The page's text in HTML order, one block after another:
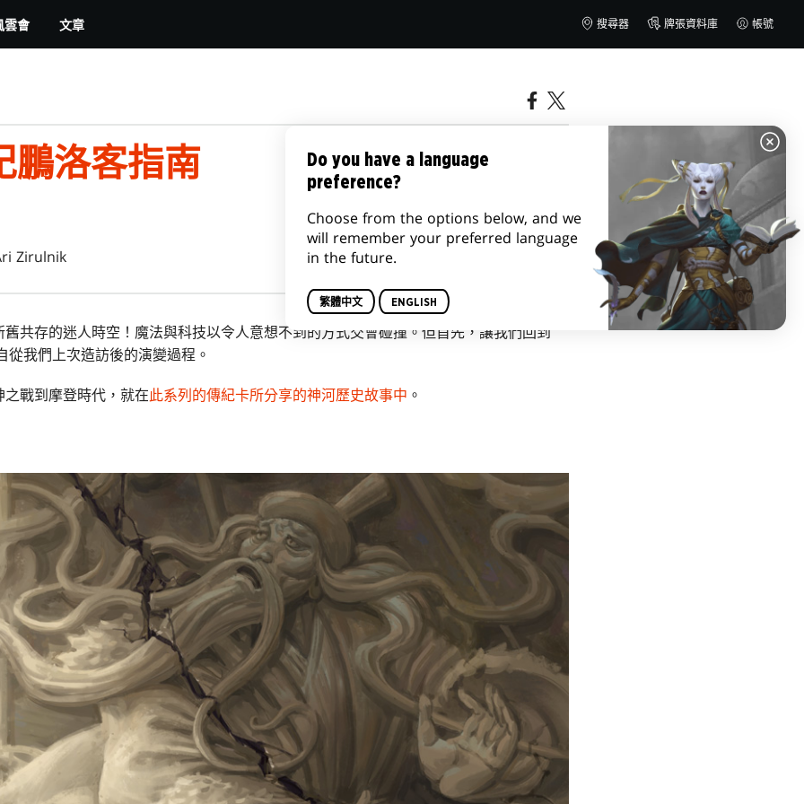
雲會 文章 搜尋器 牌張資料庫 帳號
鵬洛客指南
Zirulnik
共存的迷人時空！魔法與科技以令人意想不到的方式交會碰撞。但首先，讓我們回到
我們上次造訪後的演變過程。
戰到摩登時代，就在此系列的傳紀卡所分享的神河歷史故事中 。
Do you have a language
preference?
Choose from the options below, and we
will remember your preferred language
in the future.
繁體中文 ENGLISH